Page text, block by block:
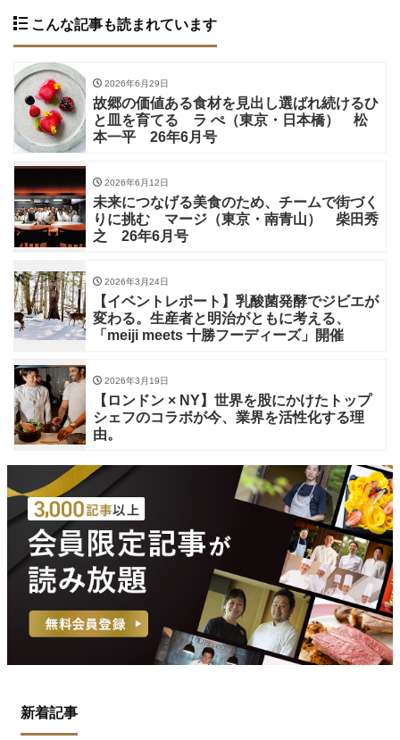
こんな記事も読まれています
2026年6月29日
故郷の価値ある食材を見出し選ばれ続けるひ
と皿を育てる ラ ぺ（東京・日本橋） 松
本一平 26年6月号
2026年6月12日
未来につなげる美食のため、チームで街づく
りに挑む マージ（東京・南青山） 柴田秀
之 26年6月号
2026年3月24日
【イベントレポート】乳酸菌発酵でジビエが
変わる。生産者と明治がともに考える、
「meiji meets 十勝フーディーズ」開催
2026年3月19日
【ロンドン × NY】世界を股にかけたトップ
シェフのコラボが今、業界を活性化する理
由。
新着記事